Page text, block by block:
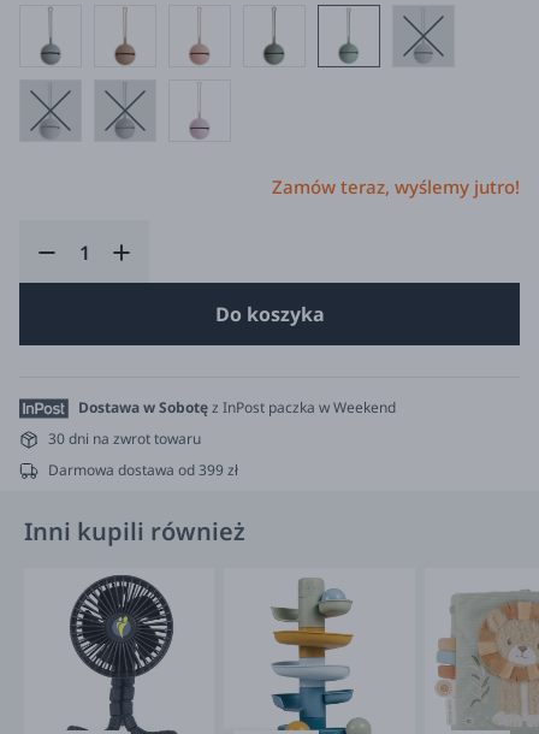
Zamów teraz, wyślemy jutro!
Do koszyka
Dostawa w Sobotęz InPost paczka w Weekend
30 dni na zwrot towaru
Darmowa dostawa od 399 zł
Inni kupili również